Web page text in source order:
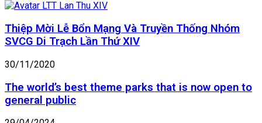
Goals
Thiệp Mời Lễ Bổn Mạng Và Truyền Thống Nhóm
SVCG Di Trạch Lần Thứ XIV
30/11/2020
The world’s best theme parks that is now open to
general public